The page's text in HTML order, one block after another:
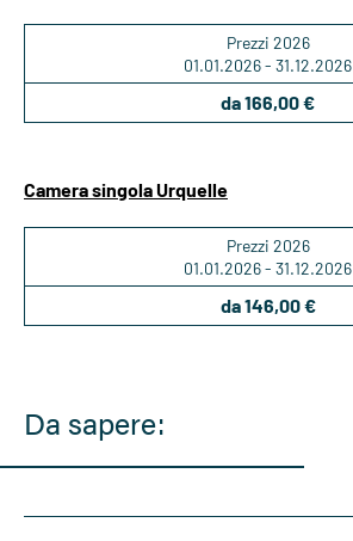
Prezzi 2026
01.01.2026 - 31.12.2026
da 166,00 €
Camera singola Urquelle
Prezzi 2026
01.01.2026 - 31.12.2026
da 146,00 €
Da sapere: